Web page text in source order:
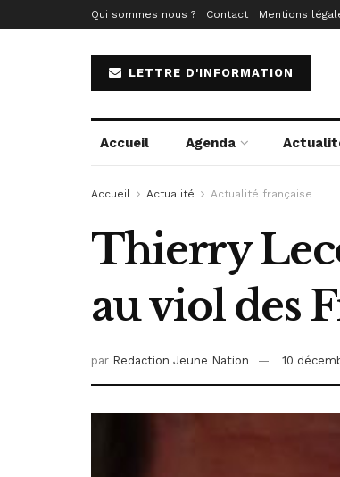
Qui sommes nous ? Contact Mentions
LETTRE D'INFORMATION
Accueil Agenda
Accueil Actualité Actualité française
Thierry
au viol des
par Redaction Jeune Nation 10